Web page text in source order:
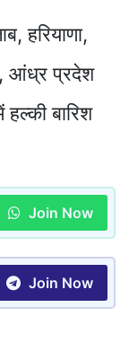
हरियाणा,
आंध्र प्रदेश
बारिश
Join Now
Join Now